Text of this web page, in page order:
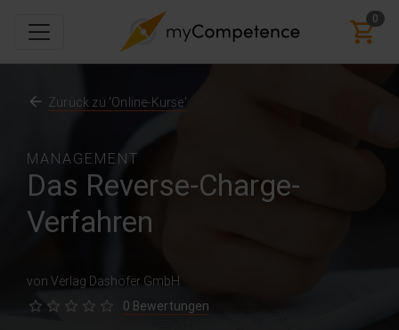
0
MANAGEMENT
Das Reverse-Charge-
Verfahren
von Verlag Dashöfer GmbH
0 Bewertungen
Zurück zu 'Online-Kurse'